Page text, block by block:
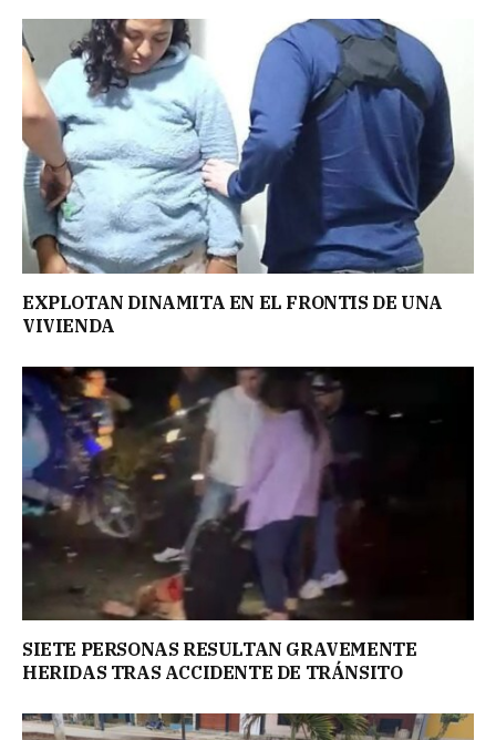
EXPLOTAN DINAMITA EN EL FRONTIS DE UNA
VIVIENDA
SIETE PERSONAS RESULTAN GRAVEMENTE
HERIDAS TRAS ACCIDENTE DE TRÁNSITO